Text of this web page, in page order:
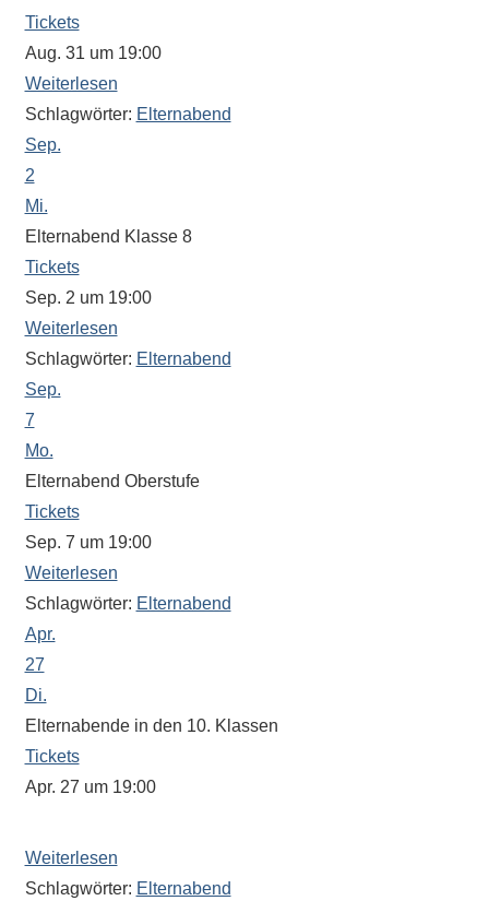
an
unserer
Schule.
Ob
Sprach-,
Mathematik-
oder
Sportwettkampf,
Musik-
oder
Reise
–
unsere
Schülerinnen
und
Schüler
sind
dabei!
Sollten
Sie
einmal
nicht
finden,
am
Ende
Tickets
Aug. 31 um 19:00
Weiterlesen
Schlagwörter: Elternabend
Sep.
2
Mi.
Elternabend Klasse 8
Tickets
Sep. 2 um 19:00
Weiterlesen
Schlagwörter: Elternabend
Sep.
7
Mo.
Elternabend Oberstufe
Tickets
Sep. 7 um 19:00
Weiterlesen
Schlagwörter: Elternabend
Apr.
27
Di.
Elternabende in den 10. Klassen
Tickets
Apr. 27 um 19:00
Weiterlesen
Schlagwörter: Elternabend